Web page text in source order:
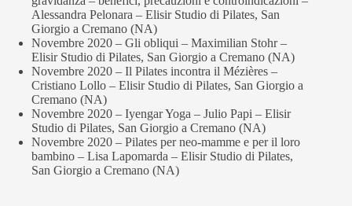
Alessandra Pelonara – Elisir Studio di Pilates, San
Giorgio a Cremano (NA)
Novembre 2020 – Gli obliqui – Maximilian Stohr –
Elisir Studio di Pilates, San Giorgio a Cremano (NA)
Novembre 2020 – Il Pilates incontra il Mézières –
Cristiano Lollo – Elisir Studio di Pilates, San Giorgio a
Cremano (NA)
Novembre 2020 – Iyengar Yoga – Julio Papi – Elisir
Studio di Pilates, San Giorgio a Cremano (NA)
Novembre 2020 – Pilates per neo-mamme e per il loro
bambino – Lisa Lapomarda – Elisir Studio di Pilates,
San Giorgio a Cremano (NA)